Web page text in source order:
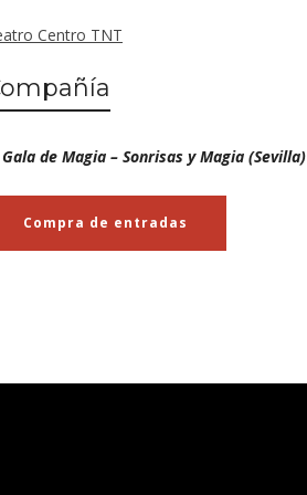
Centro TNT
de Magia – Sonrisas y Magia (Sevilla)
Compra de entradas